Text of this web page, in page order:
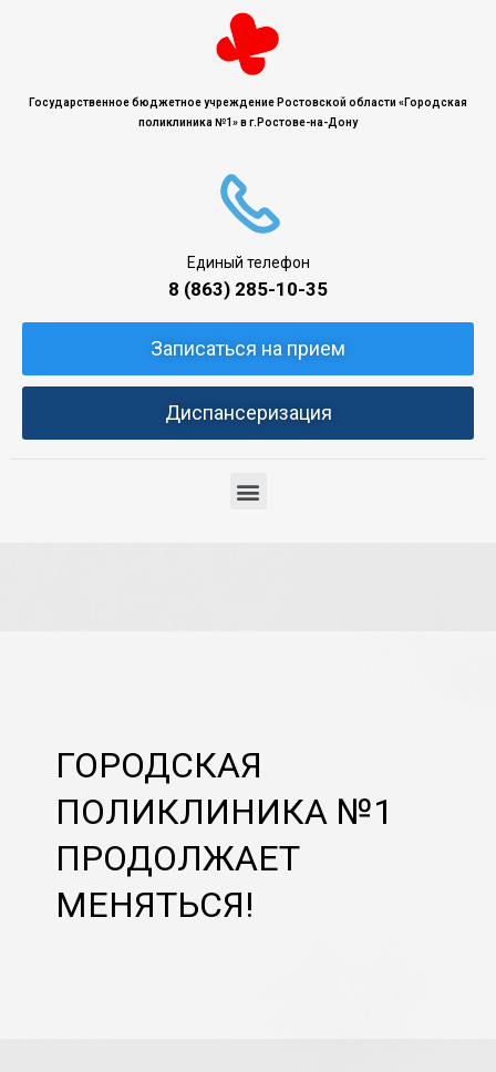
Государственное бюджетное учреждение Ростовской области «Городская
поликлиника №1» в г.Ростове-на-Дону
Единый телефон
8 (863) 285-10-35
Записаться на прием
Диспансеризация
ГОРОДСКАЯ
ПОЛИКЛИНИКА №1
ПРОДОЛЖАЕТ
МЕНЯТЬСЯ!